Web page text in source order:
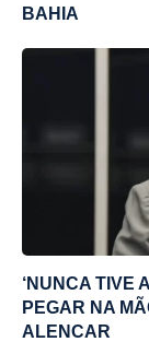
BAHIA
‘NUNCA TIVE
PEGAR NA
ALENCAR